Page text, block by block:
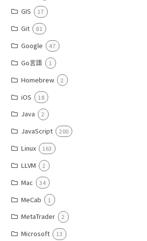
GIS 17
Git 81
Google 47
Go言語 1
Homebrew 2
iOS 18
Java 2
JavaScript 200
Linux 163
LLVM 2
Mac 34
MeCab 1
MetaTrader 2
Microsoft 13